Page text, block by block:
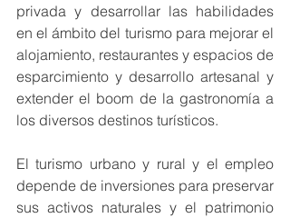
privada y desarrollar las habilidades
en el ámbito del turismo para mejorar el
alojamiento, restaurantes y espacios de
esparcimiento y desarrollo artesanal y
extender el boom de la gastronomía a
los diversos destinos turísticos.
El turismo urbano y rural y el empleo
depende de inversiones para preservar
sus activos naturales y el patrimonio